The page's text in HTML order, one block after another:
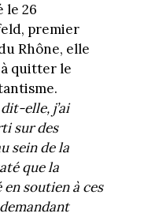
le 26
premier
Rhône, elle
quitter le
elle, j’ai
sur des
sein de la
que la
soutien à ces